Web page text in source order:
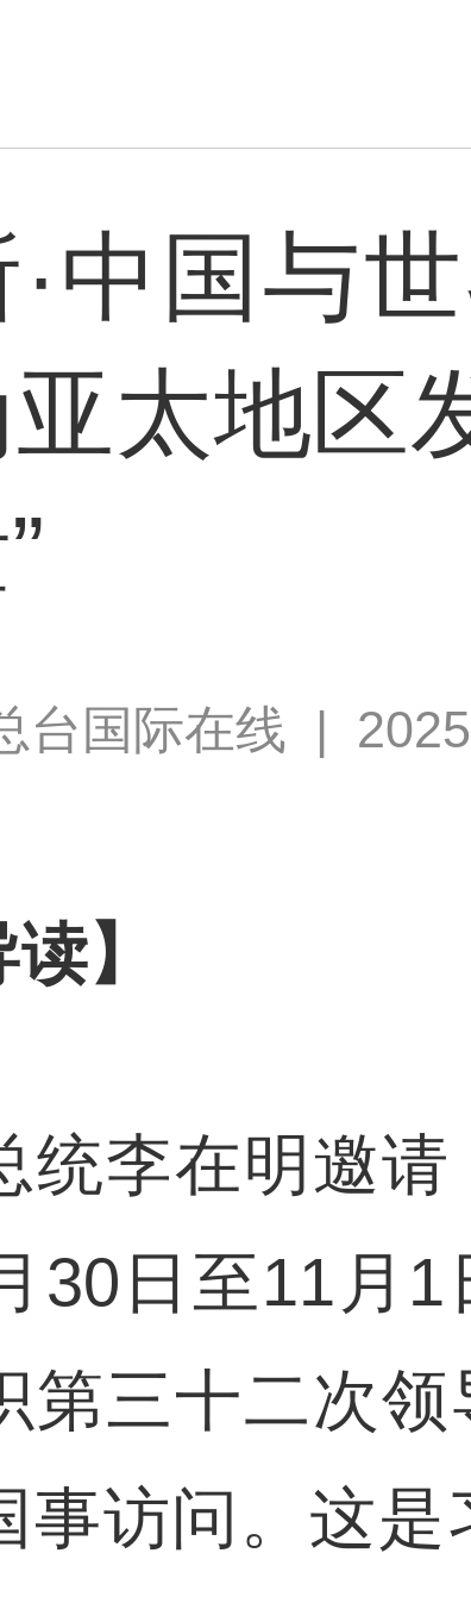
·中国与
太地区
台国际在线 |
】
李在明邀请
30日至11月
第三十二次
事访问。这